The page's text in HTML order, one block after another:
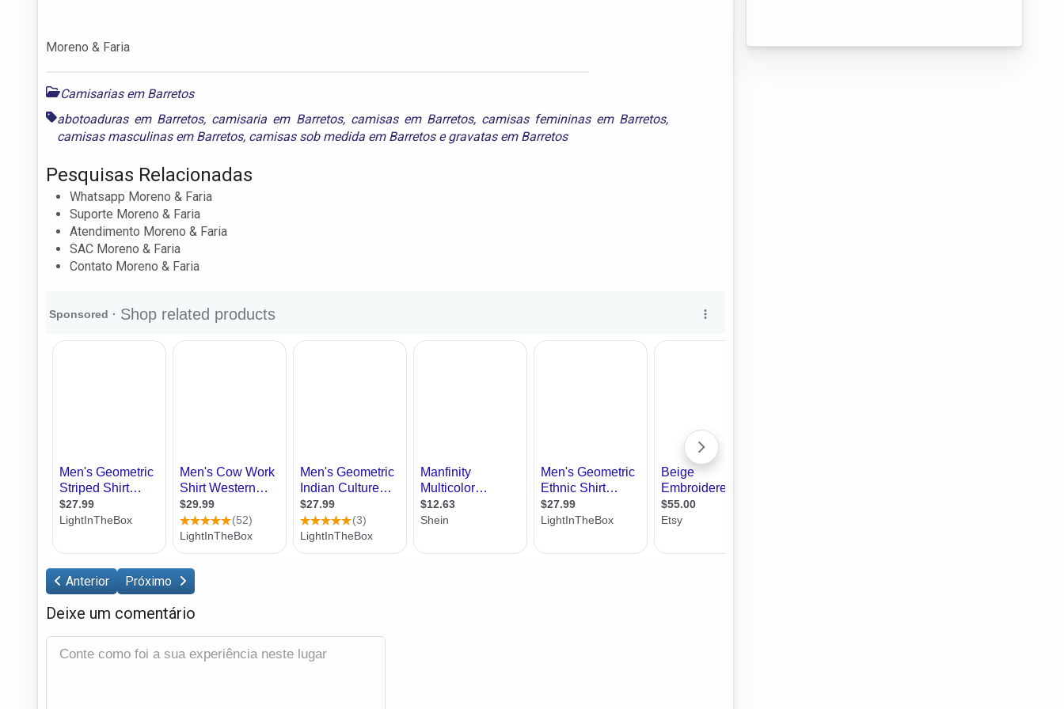
Moreno & Faria
Camisarias em Barretos
abotoaduras em Barretos, camisaria em Barretos, camisas em Barretos, camisas femininas em Barretos,
camisas masculinas em Barretos, camisas sob medida em Barretosegravatas em Barretos
Pesquisas Relacionadas
Whatsapp Moreno & Faria
Suporte Moreno & Faria
Atendimento Moreno & Faria
SAC Moreno & Faria
Contato Moreno & Faria
Anterior Próximo
Deixe um comentário